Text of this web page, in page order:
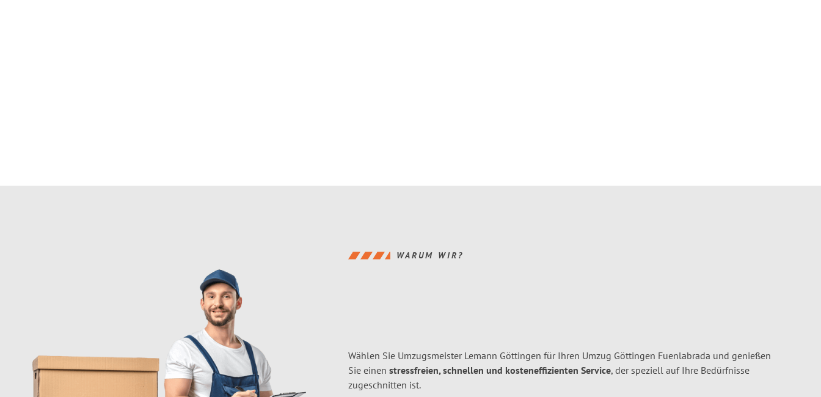
WARUM WIR?
Wählen Sie Umzugsmeister Lemann Göttingen für Ihren Umzug Göttingen Fuenlabrada und genießen
Sie einen stressfreien, schnellen und kosteneffizienten Service, der speziell auf Ihre Bedürfnisse
zugeschnitten ist.